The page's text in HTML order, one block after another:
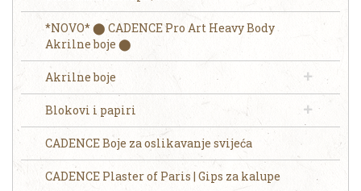
*NOVO* ⬤ CADENCE Pro Art Heavy Body
Akrilne boje ⬤
Akrilne boje
Blokovi i papiri
CADENCE Boje za oslikavanje svijeća
CADENCE Plaster of Paris | Gips za kalupe